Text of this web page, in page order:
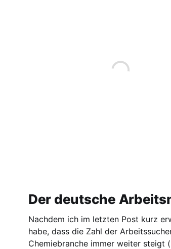
Der deutsche
Nachdem ich im letzten Post kurz
habe, dass die Zahl der
Chemiebranche immer weiter steigt